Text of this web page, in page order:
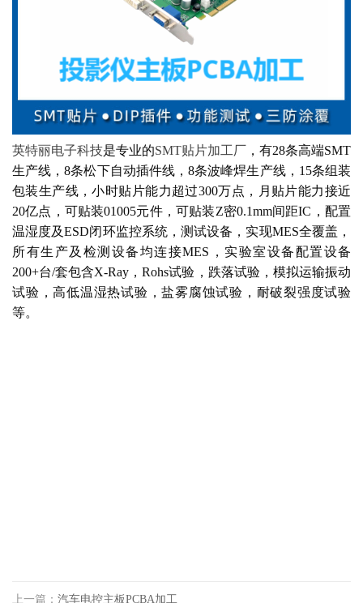
英特丽电子科技是专业的SMT贴片加工厂 ，有28条高端SMT
生产线，8条松下自动插件线，8条波峰焊生产线，15条组装
包装生产线，小时贴片能力超过300万点，月贴片能力接近
20亿点，可贴装01005元件，可贴装Z密0.1mm间距IC，配置
温湿度及ESD闭环监控系统，测试设备，实现MES全覆盖，
所有生产及检测设备均连接MES，实验室设备配置设备
200+台/套包含X-Ray，Rohs试验，跌落试验，模拟运输振动
试验，高低温湿热试验，盐雾腐蚀试验，耐破裂强度试验
等。
上一篇： 汽车电控主板PCBA加工